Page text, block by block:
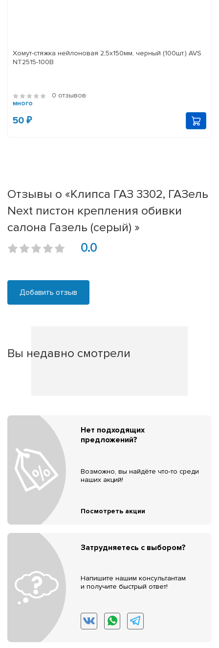
Хомут-стяжка нейлоновая 2,5х150мм, черный (100шт.) AVS
NT2515-100B
0 отзывов
много
50 ₽
Отзывы о «Клипса ГАЗ 3302, ГАЗель
Next пистон крепления обивки
салона Газель (серый) »
0.0
Добавить отзыв
Вы недавно смотрели
Нет подходящих
предложений?
Возможно, вы найдёте что-то среди
наших акций!
Посмотреть акции
Затрудняетесь с выбором?
Напишите нашим консультантам
и получите быстрый ответ!